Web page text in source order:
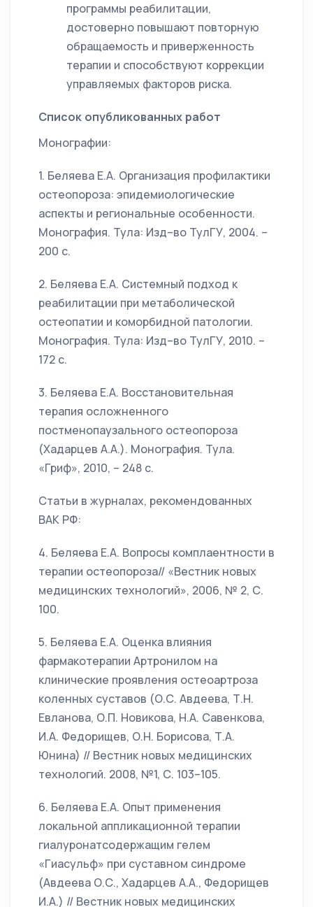
программы реабилитации,
достоверно повышают повторную
обращаемость и приверженность
терапии и способствуют коррекции
управляемых факторов риска.
Список опубликованных работ
Монографии:
1. Беляева Е.А. Организация профилактики
остеопороза: эпидемиологические
аспекты и региональные особенности.
Монография. Тула: Изд–во ТулГУ, 2004. –
200 с.
2. Беляева Е.А. Системный подход к
реабилитации при метаболической
остеопатии и коморбидной патологии.
Монография. Тула: Изд–во ТулГУ, 2010. –
172 с.
3. Беляева Е.А. Восстановительная
терапия осложненного
постменопаузального остеопороза
(Хадарцев А.А.). Монография. Тула.
«Гриф», 2010, – 248 с.
Статьи в журналах, рекомендованных
ВАК РФ:
4. Беляева Е.А. Вопросы комплаентности в
терапии остеопороза// «Вестник новых
медицинских технологий», 2006, № 2, С.
100.
5. Беляева Е.А. Оценка влияния
фармакотерапии Артронилом на
клинические проявления остеоартроза
коленных суставов (О.С. Авдеева, Т.Н.
Евланова, О.П. Новикова, Н.А. Савенкова,
И.А. Федорищев, О.Н. Борисова, Т.А.
Юнина) // Вестник новых медицинских
технологий. 2008, №1, С. 103–105.
6. Беляева Е.А. Опыт применения
локальной аппликационной терапии
гиалуронатсодержащим гелем
«Гиасульф» при суставном синдроме
(Авдеева О.С., Хадарцев А.А., Федорищев
И.А.) // Вестник новых медицинских